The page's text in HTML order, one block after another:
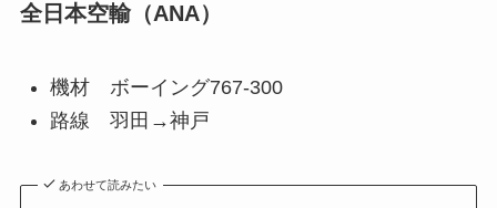
全日本空輸（ANA）
機材 ボーイング767-300
路線 羽田→神戸
あわせて読みたい